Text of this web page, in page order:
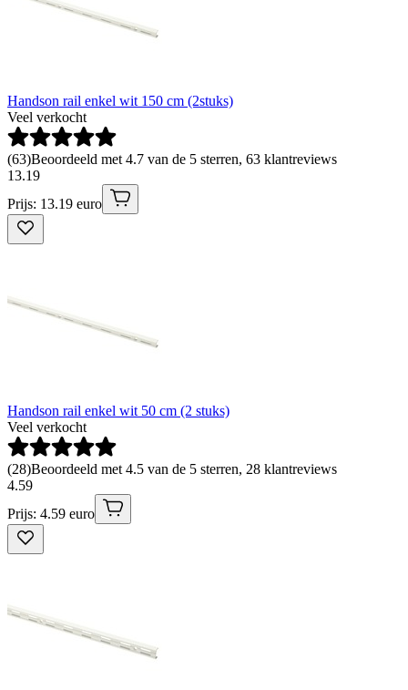
Handson rail enkel wit 150 cm (2stuks)
Veel verkocht
(63)Beoordeeld met 4.7 van de 5 sterren, 63 klantreviews
13.19
Prijs: 13.19 euro
Handson rail enkel wit 50 cm (2 stuks)
Veel verkocht
(28)Beoordeeld met 4.5 van de 5 sterren, 28 klantreviews
4.59
Prijs: 4.59 euro